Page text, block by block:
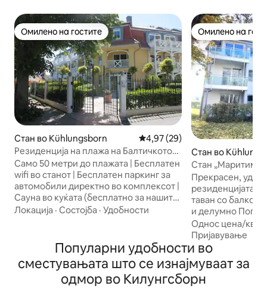
Омилено на гостите
Омилено на гостите
Стан во Kühlungsborn Просечна оцена: 4,97 од 5,
4,97 (29)
Резиденција на плажа на Балтичкото
Море | на само 50 метри од плажата
Само 50 метри до плажата | Бесплатен
wifi во станот | Бесплатен паркинг за
автомобили директно во комплексот |
Сауна во куќата (бесплатно за нашите
гости) | Складиште за велосипеди |
архитектурата, резиденцијата на
плажата на Балтичкото Море е тивко
лоцирана, во продолжение на
шеталиштето на плажата
Кулунгсборн-Запад. На првиот горен
Локација · Состојба · Удобности
Омилено на
Омилено на
Стан во
Стан „Маритим“
Прекрасен,
резиденцијата
таван со балкон
и делумно
Kühlungsborn Ost. Приближно 30 м²
2 лица. Wi-Fi, бесплатен паркинг, бања
со туш и
комплетираат
опремен, станот
потребно за
Однос цена/
Пријавување
Популарни удобности во
сместувањата што се изнајмуваат за
одмор во Килунгсборн